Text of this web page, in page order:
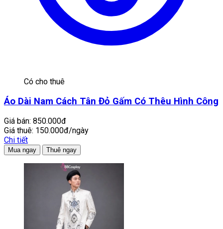
Có cho thuê
Áo Dài Nam Cách Tân Đỏ Gấm Có Thêu Hình Công
Giá bán: 850.000đ
Giá thuê: 150.000đ/ngày
Chi tiết
Mua ngay Thuê ngay